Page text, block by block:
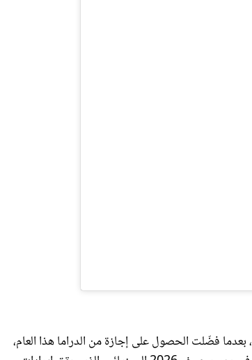
، بعدما فضّلت الحصول على إجازة من الدراما هذا العام،